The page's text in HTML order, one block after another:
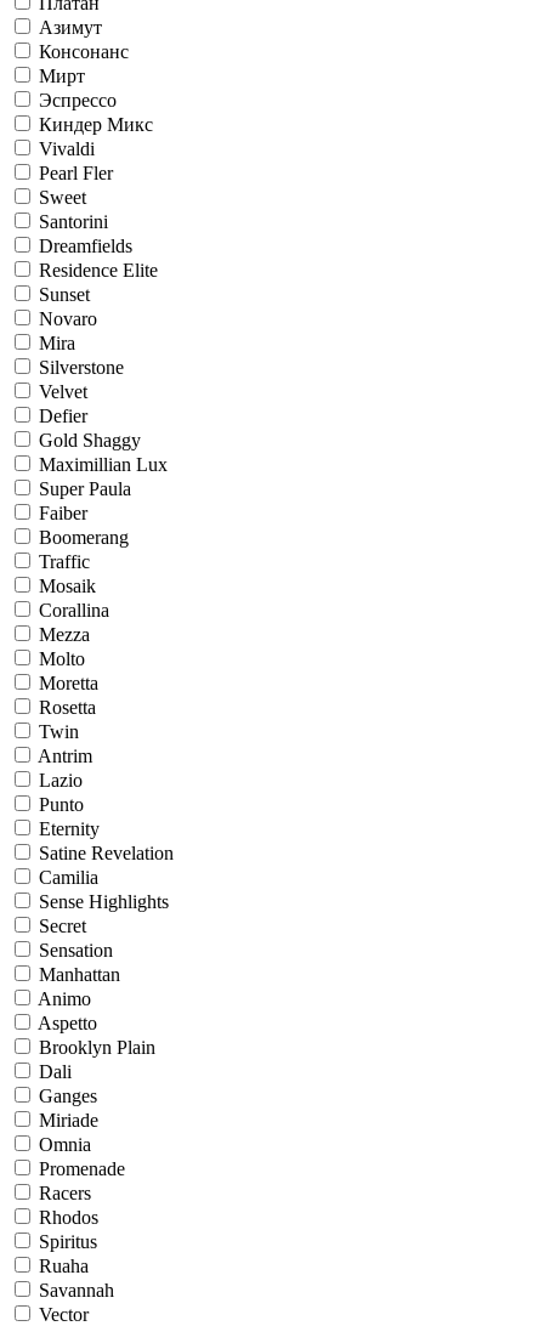
Азимут
Консонанс
Мирт
Эспрессо
Киндер Микс
Vivaldi
Pearl Fler
Sweet
Santorini
Dreamfields
Residence Elite
Sunset
Novaro
Mira
Silverstone
Velvet
Defier
Gold Shaggy
Maximillian Lux
Super Paula
Faiber
Boomerang
Traffic
Mosaik
Corallina
Mezza
Molto
Moretta
Rosetta
Twin
Antrim
Lazio
Punto
Eternity
Satine Revelation
Camilia
Sense Highlights
Secret
Sensation
Manhattan
Animo
Aspetto
Brooklyn Plain
Dali
Ganges
Miriade
Omnia
Promenade
Racers
Rhodos
Spiritus
Ruaha
Savannah
Vector